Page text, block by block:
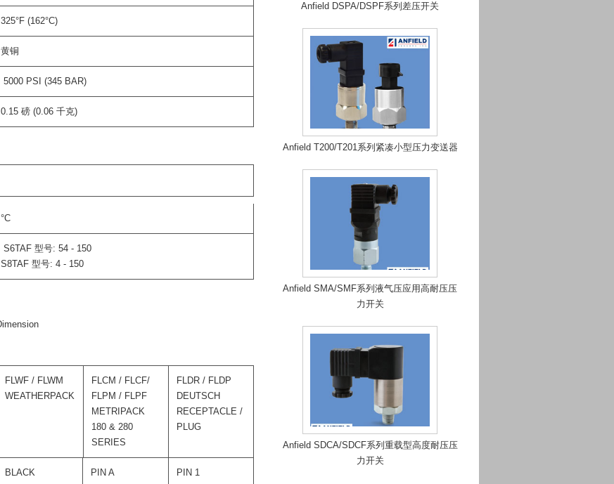
325°F (162°C)
黄铜
5000 PSI (345 BAR)
0.15 磅 (0.06 千克)
°C
S6TAF 型号: 54 - 150
S8TAF 型号: 4 - 150
FLWF / FLWM
WEATHERPACK
FLCM / FLCF/
FLPM / FLPF
METRIPACK
180 & 280
SERIES
FLDR / FLDP
DEUTSCH
RECEPTACLE /
PLUG
BLACK PIN A PIN 1
Anfield DSPA/DSPF系列差压开关
Anfield T200/T201系列紧凑小型压力变送器
Anfield SMA/SMF系列液气压应用高耐压压
力开关
Anfield SDCA/SDCF系列重载型高度耐压压
力开关